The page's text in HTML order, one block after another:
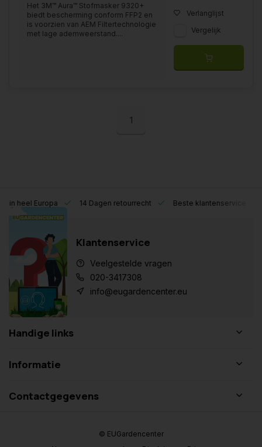
Het 3M™ Aura™ Stofmasker 9320+
biedt bescherming conform FFP2 en
is voorzien van AEM Filtertechnologie
met lage ademweerstand....
Verlanglijst
Vergelijk
1
Europa 14 Dagen retourrecht Beste klantenservice
Klantenservice
Veelgestelde vragen
020-3417308
info@eugardencenter.eu
Handige links
Informatie
Contactgegevens
© EUGardencenter